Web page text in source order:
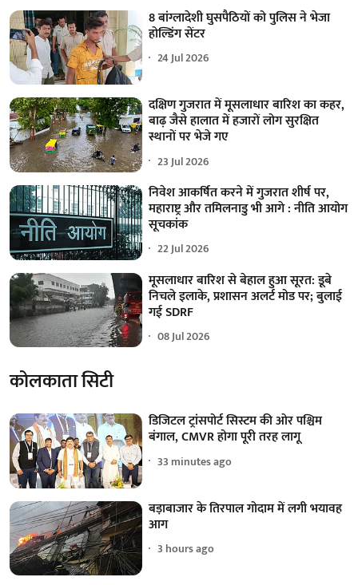
8 बांग्लादेशी घुसपैठियों को पुलिस ने भेजा
होल्डिंग सेंटर
24 Jul 2026
दक्षिण गुजरात में मूसलाधार बारिश का कहर,
बाढ़ जैसे हालात में हजारों लोग सुरक्षित
स्थानों पर भेजे गए
23 Jul 2026
निवेश आकर्षित करने में गुजरात शीर्ष पर,
महाराष्ट्र और तमिलनाडु भी आगे : नीति आयोग
सूचकांक
22 Jul 2026
मूसलाधार बारिश से बेहाल हुआ सूरत: डूबे
निचले इलाके, प्रशासन अलर्ट मोड पर; बुलाई
गई SDRF
08 Jul 2026
कोलकाता सिटी
डिजिटल ट्रांसपोर्ट सिस्टम की ओर पश्चिम
बंगाल, CMVR होगा पूरी तरह लागू
33 minutes ago
बड़ाबाजार के तिरपाल गोदाम में लगी भयावह
आग
3 hours ago